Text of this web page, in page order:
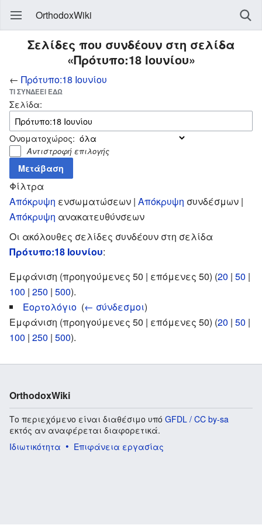
OrthodoxWiki
Σελίδες που συνδέουν στη σελίδα
«Πρότυπο:18 Ιουνίου»
← Πρότυπο:18 Ιουνίου
ΤΙ ΣΥΝΔΈΕΙ ΕΔΏ
Σελίδα:
Ονοματοχώρος:
Αντιστροφή επιλογής
Φίλτρα
Απόκρυψη ενσωματώσεων | Απόκρυψη συνδέσμων |
Απόκρυψη ανακατευθύνσεων
Οι ακόλουθες σελίδες συνδέουν στη σελίδα
Πρότυπο:18 Ιουνίου:
Εμφάνιση (προηγούμενες 50 | επόμενες 50) (20 | 50 |
100 | 250 | 500).
Εορτολόγιο (← σύνδεσμοι)
Εμφάνιση (προηγούμενες 50 | επόμενες 50) (20 | 50 |
100 | 250 | 500).
OrthodoxWiki
Το περιεχόμενο είναι διαθέσιμο υπό GFDL / CC by-sa
εκτός αν αναφέρεται διαφορετικά.
Ιδιωτικότητα
Επιφάνεια εργασίας